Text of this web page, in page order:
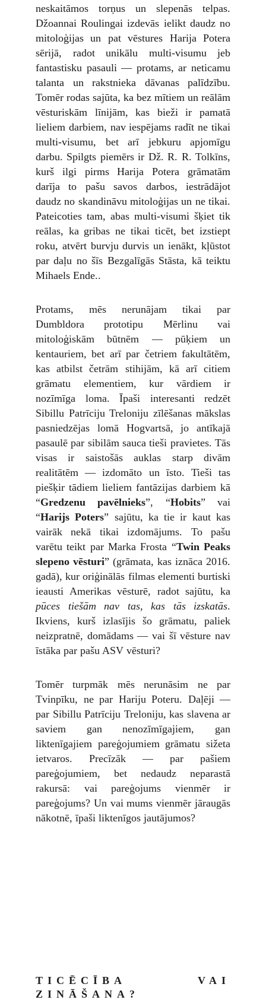
neskaitāmos torņus un slepenās telpas.
Džoannai Roulingai izdevās ielikt daudz no
mitoloģijas un pat vēstures Harija Potera
sērijā, radot unikālu multi-visumu jeb
fantastisku pasauli — protams, ar neticamu
talanta un rakstnieka dāvanas palīdzību.
Tomēr rodas sajūta, ka bez mītiem un reālām
vēsturiskām līnijām, kas bieži ir pamatā
lieliem darbiem, nav iespējams radīt ne tikai
multi-visumu, bet arī jebkuru apjomīgu
darbu. Spilgts piemērs ir Dž. R. R. Tolkīns,
kurš ilgi pirms Harija Potera grāmatām
darīja to pašu savos darbos, iestrādājot
daudz no skandināvu mitoloģijas un ne tikai.
Pateicoties tam, abas multi-visumi šķiet tik
reālas, ka gribas ne tikai ticēt, bet izstiept
roku, atvērt burvju durvis un ienākt, kļūstot
par daļu no šīs Bezgalīgās Stāsta, kā teiktu
Mihaels Ende..
Protams, mēs nerunājam tikai par
Dumbldora prototipu Mērlinu vai
mitoloģiskām būtnēm — pūķiem un
kentauriem, bet arī par četriem fakultātēm,
kas atbilst četrām stihijām, kā arī citiem
grāmatu elementiem, kur vārdiem ir
nozīmīga loma. Īpaši interesanti redzēt
Sibillu Patrīciju Treloniju zīlēšanas mākslas
pasniedzējas lomā Hogvartsā, jo antīkajā
pasaulē par sibilām sauca tieši pravietes. Tās
visas ir saistošās auklas starp divām
realitātēm — izdomāto un īsto. Tieši tas
piešķir tādiem lieliem fantāzijas darbiem kā
“Gredzenu pavēlnieks”, “Hobits” vai
“Harijs Poters” sajūtu, ka tie ir kaut kas
vairāk nekā tikai izdomājums. To pašu
varētu teikt par Marka Frosta “Twin Peaks
slepeno vēsturi” (grāmata, kas iznāca 2016.
gadā), kur oriģinālās filmas elementi burtiski
ieausti Amerikas vēsturē, radot sajūtu, ka
pūces tiešām nav tas, kas tās izskatās.
Ikviens, kurš izlasījis šo grāmatu, paliek
neizpratnē, domādams — vai šī vēsture nav
īstāka par pašu ASV vēsturi?
Tomēr turpmāk mēs nerunāsim ne par
Tvinpīku, ne par Hariju Poteru. Daļēji —
par Sibillu Patrīciju Treloniju, kas slavena ar
saviem gan nenozīmīgajiem, gan
liktenīgajiem pareģojumiem grāmatu sižeta
ietvaros. Precīzāk — par pašiem
pareģojumiem, bet nedaudz neparastā
rakursā: vai pareģojums vienmēr ir
pareģojums? Un vai mums vienmēr jāraugās
nākotnē, īpaši liktenīgos jautājumos?
TICĒCĪBA VAI
ZINĀŠANA?